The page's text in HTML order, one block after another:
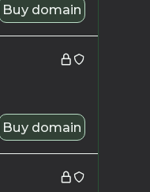
Buy domain
Buy domain